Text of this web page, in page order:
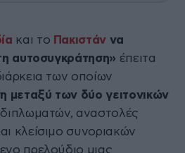
και το Πακιστάν να
αυτοσυγκράτηση» έπειτα
των οποίων
μεταξύ των δύο γειτονικών
αναστολές
κλείσιμο συνοριακών
πρελούδιο μιας